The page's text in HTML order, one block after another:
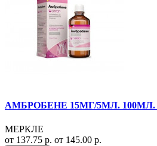
АМБРОБЕНЕ 15МГ/5МЛ.
МЕРКЛЕ
от 137.75 р. от 145.00 р.